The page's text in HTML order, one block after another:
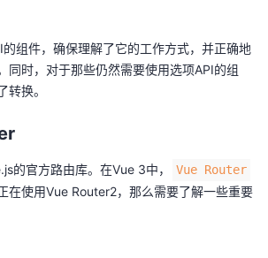
组件，确保理解了它的工作方式，并正确地
同时，对于那些仍然需要使用选项API的组
转换。
的官方路由库。在Vue 3中， Vue Router
在使用Vue Router2，那么需要了解一些重要